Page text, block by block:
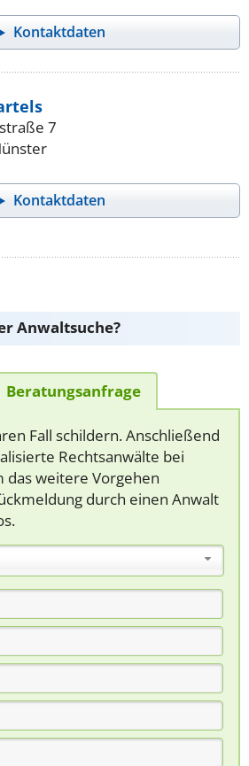
Kontaktdaten
7
Kontaktdaten
Anwaltsuche?
Beratungsanfrage
Fall schildern. Anschließend
Rechtsanwälte bei
das weitere Vorgehen
durch einen Anwalt